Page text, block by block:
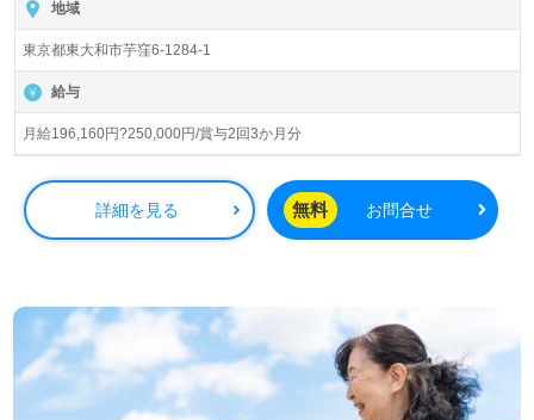
当施設は、135名の入居者を受け入れ、個室や多床室を完
備しており、アットホームな雰囲気が魅力です。職員同士
の連携も良好で、経験を生かしながら働くことができる環
遇し、未経験者でも安心してご応募いただけます。多様な
キャリアパスが用意されており、資格や経験を活かしなが
ら成長できる機会が豊富にあります。
また、TSUTSI GROUPでは、医療法人徳寿会が運営する多
じて学び、成長を実感できる環境で、自分らしさを大切に
しながら働くことが可能です。
求職者の方には、転職相談や求人紹介などの無料サービス
を提供しており、非公開求人も取り扱っています。LINEや
地域
東京都東大和市芋窪6-1284-1
給与
月給196,160円?250,000円/賞与2回3か月分
詳細を見る 無料 お問合せ